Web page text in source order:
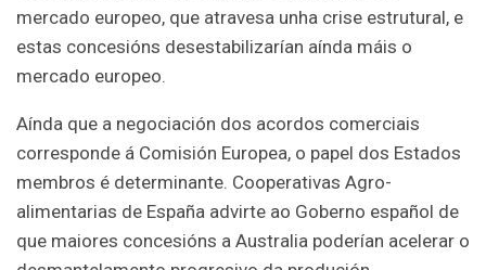
mercado europeo, que atravesa unha crise estrutural, e
estas concesións desestabilizarían aínda máis o
mercado europeo.
Aínda que a negociación dos acordos comerciais
corresponde á Comisión Europea, o papel dos Estados
membros é determinante. Cooperativas Agro-
alimentarias de España advirte ao Goberno español de
que maiores concesións a Australia poderían acelerar o